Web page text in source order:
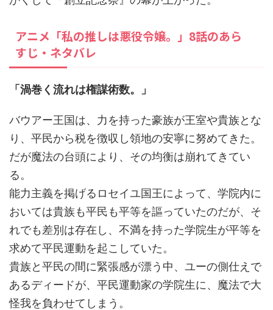
アニメ「私の推しは悪役令嬢。」8話のあら
すじ・ネタバレ
「渦巻く流れは権謀術数。」
バウアー王国は、力を持った豪族が王室や貴族とな
り、平民から税を徴収し領地の安寧に努めてきた。
だが魔法の台頭により、その均衡は崩れてきてい
る。
能力主義を掲げるロセイユ国王によって、学院内に
おいては貴族も平民も平等を謳っていたのだが、そ
れでも差別は存在し、不満を持った学院生が平等を
求めて平民運動を起こしていた。
貴族と平民の間に緊張感が漂う中、ユーの側仕えで
あるディードが、平民運動家の学院生に、魔法で大
怪我を負わせてしまう。